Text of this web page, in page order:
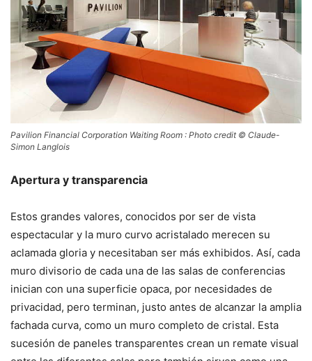
Pavilion Financial Corporation Waiting Room : Photo credit © Claude-
Simon Langlois
Apertura y transparencia
Estos grandes valores, conocidos por ser de vista
espectacular y la muro curvo acristalado merecen su
aclamada gloria y necesitaban ser más exhibidos. Así, cada
muro divisorio de cada una de las salas de conferencias
inician con una superficie opaca, por necesidades de
privacidad, pero terminan, justo antes de alcanzar la amplia
fachada curva, como un muro completo de cristal. Esta
sucesión de paneles transparentes crean un remate visual